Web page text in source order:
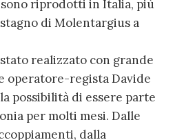
riprodotti in Italia, più
di Molentargius a
realizzato con grande
operatore-regista Davide
possibilità di essere parte
per molti mesi. Dalle
dalla